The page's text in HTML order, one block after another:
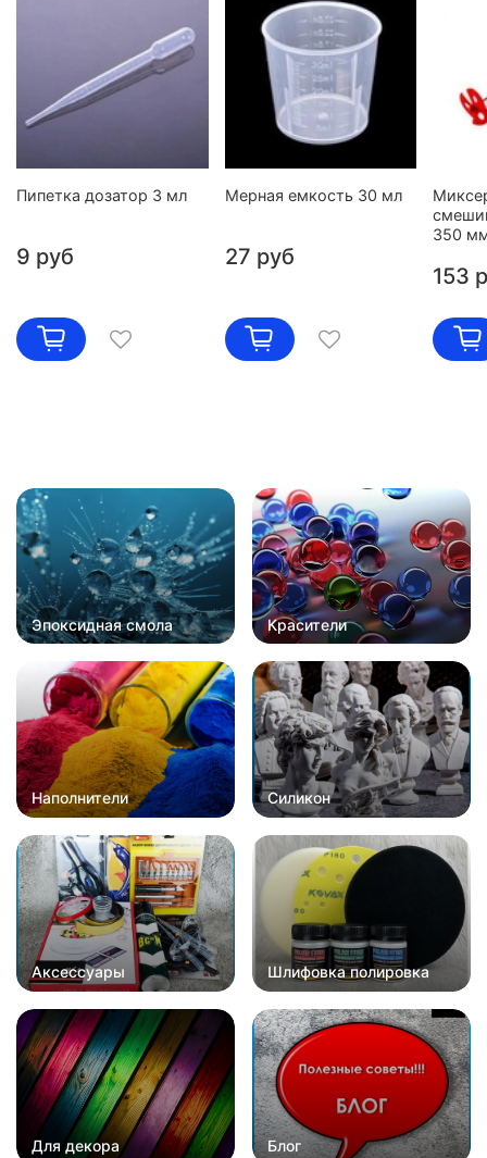
Пипетка дозатор 3 мл
9 руб
Мерная емкость 30 мл
27 руб
350
153
Эпоксидная смола Красители
Наполнители Силикон
Аксессуары Шлифовка полировка
Для декора Блог